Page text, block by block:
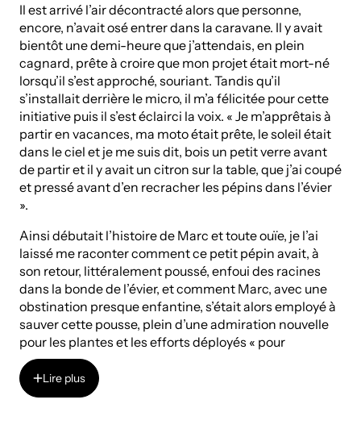
Il est arrivé l’air décontracté alors que personne,
encore, n’avait osé entrer dans la caravane. Il y avait
bientôt une demi-heure que j’attendais, en plein
cagnard, prête à croire que mon projet était mort-né
lorsqu’il s’est approché, souriant. Tandis qu’il
s’installait derrière le micro, il m’a félicitée pour cette
initiative puis il s’est éclairci la voix. « Je m’apprêtais à
partir en vacances, ma moto était prête, le soleil était
dans le ciel et je me suis dit, bois un petit verre avant
de partir et il y avait un citron sur la table, que j’ai coupé
et pressé avant d’en recracher les pépins dans l’évier
».
Ainsi débutait l’histoire de Marc et toute ouïe, je l’ai
laissé me raconter comment ce petit pépin avait, à
son retour, littéralement poussé, enfoui des racines
dans la bonde de l’évier, et comment Marc, avec une
obstination presque enfantine, s’était alors employé à
sauver cette pousse, plein d’une admiration nouvelle
pour les plantes et les efforts déployés « pour
accomplir cette chose magnifique ».
Nous étions en juillet 2022 ; je venais de lancer un
Lire plus